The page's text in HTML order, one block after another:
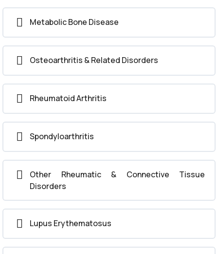
Metabolic Bone Disease
Osteoarthritis & Related Disorders
Rheumatoid Arthritis
Spondyloarthritis
Other Rheumatic & Connective Tissue
Disorders
Lupus Erythematosus